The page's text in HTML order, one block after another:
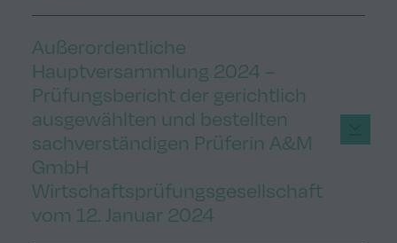
Außerordentliche
Hauptversammlung 2024 –
Prüfungsbericht der gerichtlich
ausgewählten und bestellten
sachverständigen Prüferin A&M
GmbH
Wirtschaftsprüfungsgesellschaft
vom 12. Januar 2024